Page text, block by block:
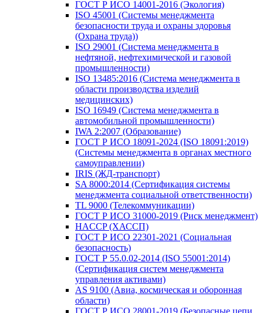
ГОСТ Р ИСО 14001-2016 (Экология)
ISO 45001 (Системы менеджмента
безопасности труда и охраны здоровья
(Охрана труда))
ISO 29001 (Система менеджмента в
нефтяной, нефтехимической и газовой
промышленности)
ISO 13485:2016 (Система менеджмента в
области производства изделий
медицинских)
ISO 16949 (Система менеджмента в
автомобильной промышленности)
IWA 2:2007 (Образование)
ГОСТ Р ИСО 18091-2024 (ISO 18091:2019)
(Системы менеджмента в органах местного
самоуправлении)
IRIS (ЖД-транспорт)
SA 8000:2014 (Сертификация системы
менеджмента социальной ответственности)
TL 9000 (Телекоммуникации)
ГОСТ Р ИСО 31000-2019 (Риск менеджмент)
HACCP (ХАССП)
ГОСТ Р ИСО 22301-2021 (Социальная
безопасность)
ГОСТ Р 55.0.02-2014 (ISO 55001:2014)
(Сертификация систем менеджмента
управления активами)
AS 9100 (Авиа, космическая и оборонная
области)
ГОСТ Р ИСО 28001-2019 (Безопасные цепи